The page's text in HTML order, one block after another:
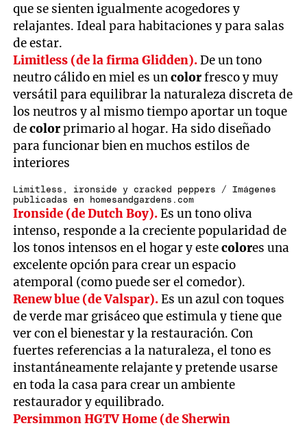
que se sienten igualmente acogedores y
relajantes. Ideal para habitaciones y para salas
de estar.
Limitless (de la firma Glidden).De un tono
neutro cálido en miel es uncolorfresco y muy
versátil para equilibrar la naturaleza discreta de
los neutros y al mismo tiempo aportar un toque
decolorprimario al hogar. Ha sido diseñado
para funcionar bien en muchos estilos de
interiores
Limitless, ironside y cracked peppers / Imágenes
publicadas en homesandgardens.com
Ironside (de Dutch Boy).Es un tono oliva
intenso, responde a la creciente popularidad de
los tonos intensos en el hogar y estecolores una
excelente opción para crear un espacio
atemporal (como puede ser el comedor).
Renew blue (de Valspar).Es un azul con toques
de verde mar grisáceo que estimula y tiene que
ver con el bienestar y la restauración. Con
fuertes referencias a la naturaleza, el tono es
instantáneamente relajante y pretende usarse
en toda la casa para crear un ambiente
restaurador y equilibrado.
Persimmon HGTV Home (de Sherwin